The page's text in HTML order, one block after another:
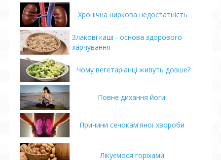
Хронічна ниркова недостатність
Злакові каші - основа здорового
харчування
Чому вегетаріанці живуть довше?
Повне дихання йоги
Причини сечокам'яної хвороби
Лікуємося горіхами